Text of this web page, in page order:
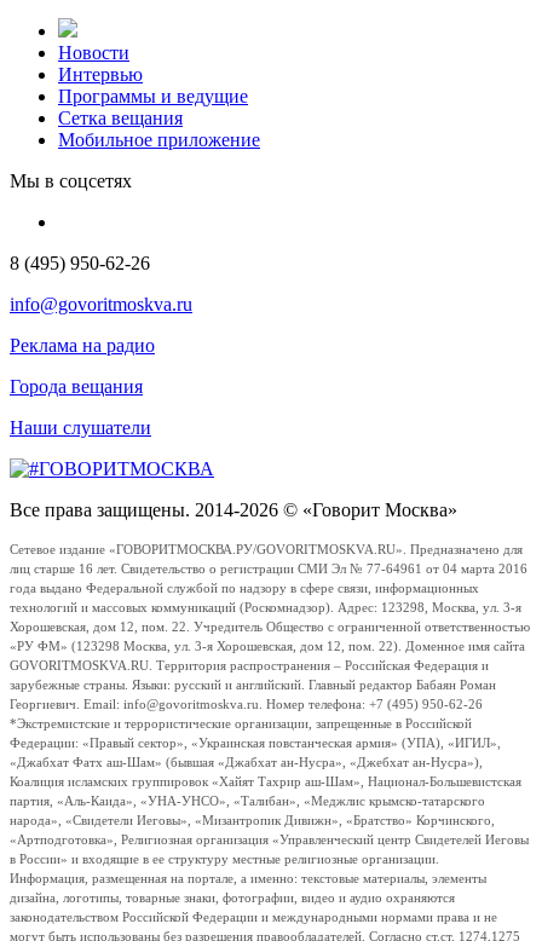
Новости
Интервью
Программы и ведущие
Сетка вещания
Мобильное приложение
Мы в соцсетях
8 (495) 950-62-26
info@govoritmoskva.ru
Реклама на радио
Города вещания
Наши слушатели
Все права защищены. 2014-2026 © «Говорит Москва»
Сетевое издание «ГОВОРИТМОСКВА.РУ/GOVORITMOSKVA.RU». Предназначено для
лиц старше 16 лет. Свидетельство о регистрации СМИ Эл № 77-64961 от 04 марта 2016
года выдано Федеральной службой по надзору в сфере связи, информационных
технологий и массовых коммуникаций (Роскомнадзор). Адрес: 123298, Москва, ул. 3-я
Хорошевская, дом 12, пом. 22. Учредитель Общество с ограниченной ответственностью
«РУ ФМ» (123298 Москва, ул. 3-я Хорошевская, дом 12, пом. 22). Доменное имя сайта
GOVORITMOSKVA.RU. Территория распространения – Российская Федерация и
зарубежные страны. Языки: русский и английский. Главный редактор Бабаян Роман
Георгиевич. Email: info@govoritmoskva.ru. Номер телефона: +7 (495) 950-62-26
*Экстремистские и террористические организации, запрещенные в Российской
Федерации: «Правый сектор», «Украинская повстанческая армия» (УПА), «ИГИЛ»,
«Джабхат Фатх аш-Шам» (бывшая «Джабхат ан-Нусра», «Джебхат ан-Нусра»),
Коалиция исламских группировок «Хайят Тахрир аш-Шам», Национал-Большевистская
партия, «Аль-Каида», «УНА-УНСО», «Талибан», «Меджлис крымско-татарского
народа», «Свидетели Иеговы», «Мизантропик Дивижн», «Братство» Корчинского,
«Артподготовка», Религиозная организация «Управленческий центр Свидетелей Иеговы
в России» и входящие в ее структуру местные религиозные организации.
Информация, размещенная на портале, а именно: текстовые материалы, элементы
дизайна, логотипы, товарные знаки, фотографии, видео и аудио охраняются
законодательством Российской Федерации и международными нормами права и не
могут быть использованы без разрешения правообладателей. Согласно ст.ст. 1274,1275